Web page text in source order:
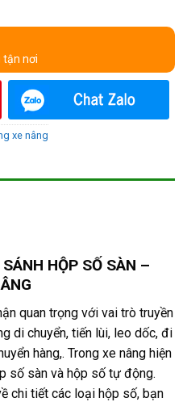
tận nơi
xe nâng
HỘP SỐ SÀN –
quan trọng với vai trò truyền
di chuyển, tiến lùi, leo dốc, đi
hàng,. Trong xe nâng hiện
số sàn và hộp số tự động.
chi tiết các loại hộp số, bạn